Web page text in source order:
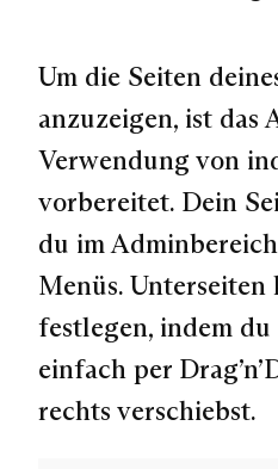
Um die Seiten
anzuzeigen, ist das
Verwendung von
vorbereitet. Dein
du im
Menüs. Unterseiten
festlegen, indem
einfach per
rechts verschiebst.